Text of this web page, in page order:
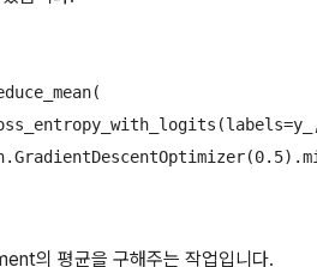
의 평균을 구해주는 작업입니다.